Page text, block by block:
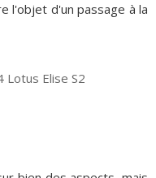
l'objet d'un passage à la